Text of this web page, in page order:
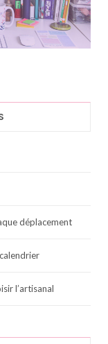
déplacement
l’artisanal